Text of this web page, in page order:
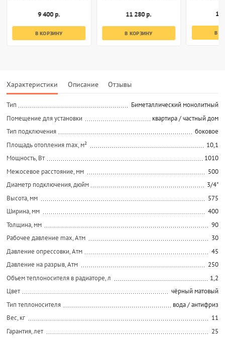
9 400 р.
В КОРЗИНУ
11 280 р.
В КОРЗИНУ
13
В
Характеристики Описание Отзывы
Тип
Биметаллический монолитный
Помещение для установки
квартира / частный дом
Тип подключения
боковое
Площадь отопления max, м²
10,1
Мощность, Вт
1010
Межосевое расстояние, мм
500
Диаметр подключения, дюйм
3/4"
Высота, мм
575
Ширина, мм
400
Толщина, мм
90
Рабочее давление max, Атм
30
Давление опрессовки, Атм
45
Давление на разрыв, Атм
250
Объем теплоносителя в радиаторе, л
1,2
Цвет
чёрный матовый
Тип теплоносителя
вода / антифриз
Вес, кг
11
Гарантия, лет
25